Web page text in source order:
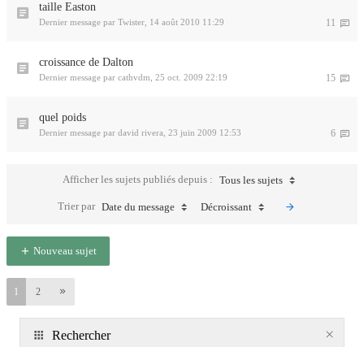
taille Easton
11
Dernier message par Twister 14 août 2010 11:29
croissance de Dalton
15
Dernier message par cathvdm 25 oct. 2009 22:19
quel poids
6
Dernier message par david rivera 23 juin 2009 12:53
Afficher les sujets publiés depuis : Tous les sujets
Trier par Date du message Décroissant
Nouveau sujet
1 2
Rechercher